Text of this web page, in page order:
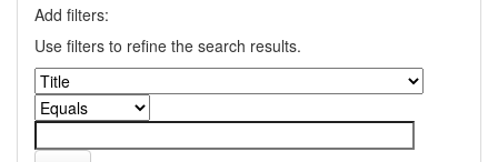
Add filters:
Use filters to refine the search results.